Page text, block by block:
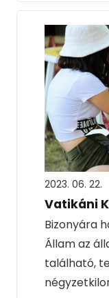
2023. 06. 22.
Vatikáni
Bizonyára
Állam az
található,